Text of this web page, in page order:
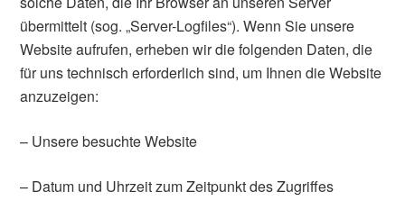
übermittelt (sog. „Server-Logfiles“). Wenn Sie unsere
Website aufrufen, erheben wir die folgenden Daten, die
für uns technisch erforderlich sind, um Ihnen die Website
anzuzeigen:
– Unsere besuchte Website
– Datum und Uhrzeit zum Zeitpunkt des Zugriffes